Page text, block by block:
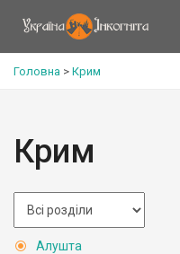
Головна > Крим
Крим
Алушта